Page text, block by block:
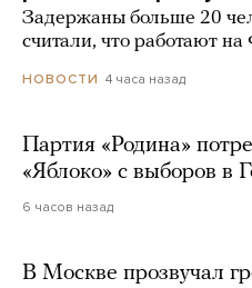
Задержаны больше 20
считали, что работают
НОВОСТИ 4 часа назад
Партия «Родина»
«Яблоко» с выборов в
6 часов назад
В Москве прозвучал